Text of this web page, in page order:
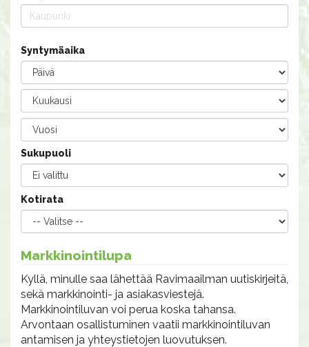
Syntymäaika
Sukupuoli
Kotirata
Markkinointilupa
Kyllä, minulle saa lähettää Ravimaailman uutiskirjeitä,
sekä markkinointi- ja asiakasviestejä.
Markkinointiluvan voi perua koska tahansa.
Arvontaan osallistuminen vaatii markkinointiluvan
antamisen ja yhteystietojen luovutuksen.